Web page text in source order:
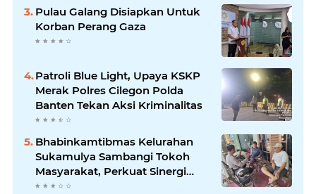
Pulau Galang Disiapkan Untuk
Korban Perang Gaza
Patroli Blue Light, Upaya KSKP
Merak Polres Cilegon Polda
Banten Tekan Aksi Kriminalitas
Bhabinkamtibmas Kelurahan
Sukamulya Sambangi Tokoh
Masyarakat, Perkuat Sinergi
Jaga Kamtibmas